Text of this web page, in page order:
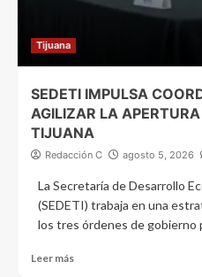
Tijuana
SEDETI IMPULSA
AGILIZAR LA
TIJUANA
Redacción C agosto 5, 2026
La Secretaría de Desarrollo
(SEDETI) trabaja en una
los tres órdenes de gobierno
Leer más